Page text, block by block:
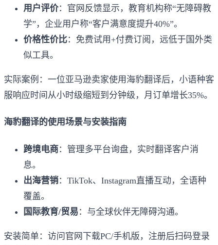
用户评价：官网反馈显示，教育机构称“无障碍教
学”，企业用户称“客户满意度提升40%”。
价格性价比：免费试用+付费订阅，远低于国外类
似工具。
实际案例：一位亚马逊卖家使用海豹翻译后，小语种客
服响应时间从小时级缩短到分钟级，月订单增长35%。
海豹翻译的使用场景与安装指南
跨境电商 ：管理多平台询盘，实时翻译客户消
息。
出海营销：TikTok、Instagram直播互动，全语种
覆盖。
国际教育/贸易 ：与全球伙伴无障碍沟通。
安装简单：访问官网下载PC/手机版，注册后扫码登录